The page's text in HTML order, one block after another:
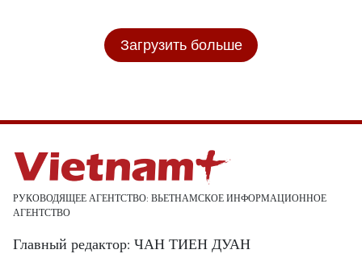
Загрузить больше
РУКОВОДЯЩЕЕ АГЕНТСТВО: ВЬЕТНАМСКОЕ ИНФОРМАЦИОННОЕ
АГЕНТСТВО
Главный редактор: ЧАН ТИЕН ДУАН